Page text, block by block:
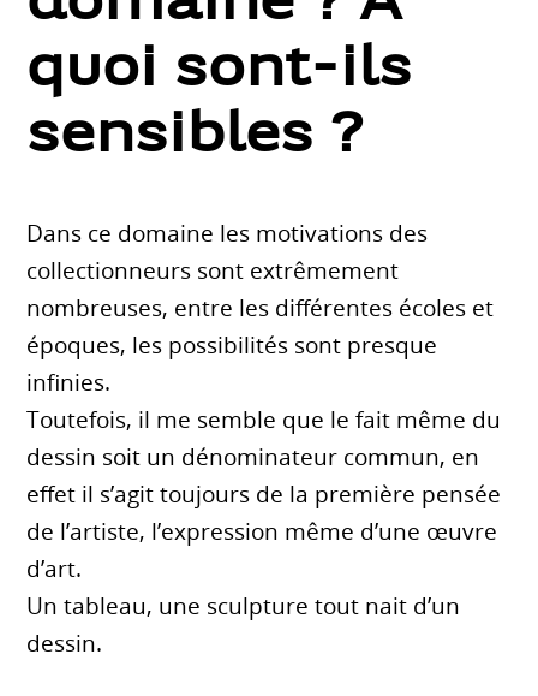
quoi sont-ils
sensibles ?
Dans ce domaine les motivations des
collectionneurs sont extrêmement
nombreuses, entre les différentes écoles et
époques, les possibilités sont presque
infinies.
Toutefois, il me semble que le fait même du
dessin soit un dénominateur commun, en
effet il s’agit toujours de la première pensée
de l’artiste, l’expression même d’une œuvre
d’art.
Un tableau, une sculpture tout nait d’un
dessin.